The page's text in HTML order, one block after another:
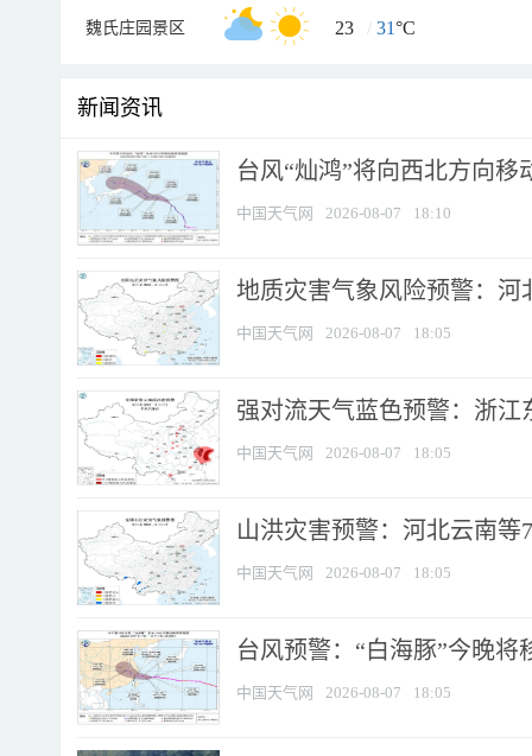
魏氏庄园景区 23 / 31°C
新闻资讯
台风“灿鸿”将向西北方向移
中国天气网 2026-08-07 18:10
地质灾害气象风险预警：河
中国天气网 2026-08-07 18:05
强对流天气蓝色预警：浙江
中国天气网 2026-08-07 18:05
山洪灾害预警：河北云南
中国天气网 2026-08-07 18:05
台风预警：“白海豚”今晚将
中国天气网 2026-08-07 18:05